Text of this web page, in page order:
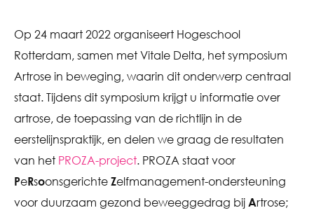
Op 24 maart 2022 organiseert Hogeschool
Rotterdam, samen met Vitale Delta, het symposium
Artrose in beweging, waarin dit onderwerp centraal
staat. Tijdens dit symposium krijgt u informatie over
artrose, de toepassing van de richtlijn in de
eerstelijnspraktijk, en delen we graag de resultaten
van het PROZA-project. PROZA staat voor
PeRsoonsgerichte Zelfmanagement-ondersteuning
voor duurzaam gezond beweeggedrag bij Artrose;